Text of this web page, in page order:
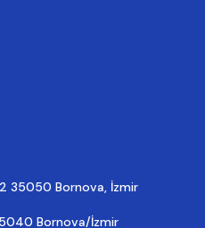
35050 Bornova, İzmir
Bornova/İzmir